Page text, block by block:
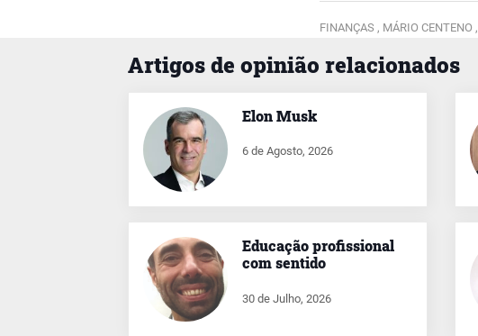
FINANÇAS , MÁRIO CENTENO ,
Artigos de opinião relacionados
Elon Musk
6 de Agosto, 2026
Educação profissional
com sentido
30 de Julho, 2026